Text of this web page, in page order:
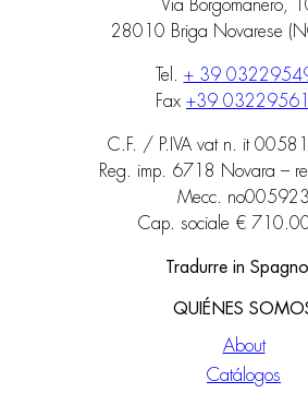
Via Borgomanero,
28010 Briga Novarese
Tel. + 39
Fax +39
C.F. / P.IVA vat n. it
Reg. imp. 6718 Novara –
Mecc. no005923
Cap. sociale €
Tradurre in
QUIÉNES
About
Catálogos